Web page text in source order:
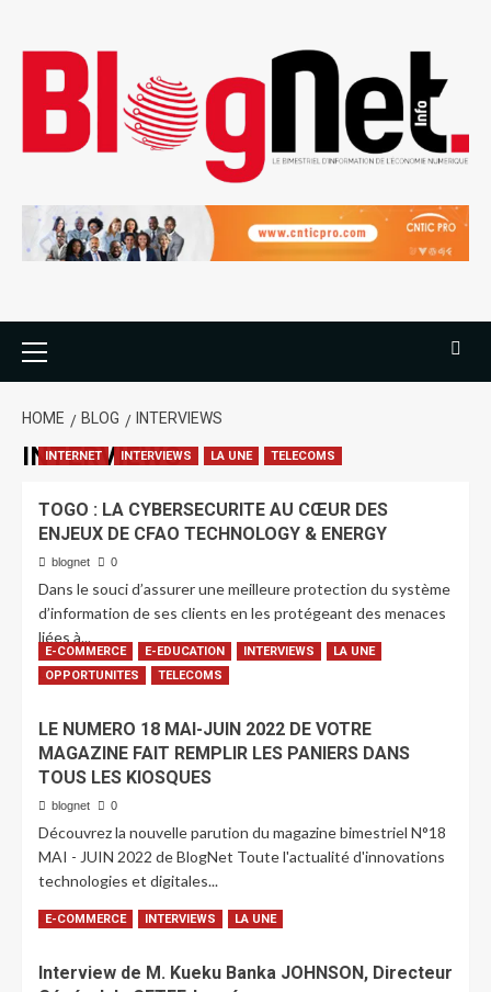
HOME BLOG INTERVIEWS
INTERVIEWS
INTERNET INTERVIEWS LA UNE TELECOMS
TOGO : LA CYBERSECURITE AU CŒUR DES
ENJEUX DE CFAO TECHNOLOGY & ENERGY
blognet 0
Dans le souci d’assurer une meilleure protection du système
d’information de ses clients en les protégeant des menaces
liées à...
LIRE PLUS
E-COMMERCE E-EDUCATION INTERVIEWS
LA UNE
OPPORTUNITES
TELECOMS
LE NUMERO 18 MAI-JUIN 2022 DE VOTRE
MAGAZINE FAIT REMPLIR LES PANIERS DANS
TOUS LES KIOSQUES
blognet 0
Découvrez la nouvelle parution du magazine bimestriel N°18
MAI - JUIN 2022 de BlogNet Toute l'actualité d'innovations
technologies et digitales...
LIRE PLUS
E-COMMERCE INTERVIEWS LA UNE
Interview de M. Kueku Banka JOHNSON, Directeur